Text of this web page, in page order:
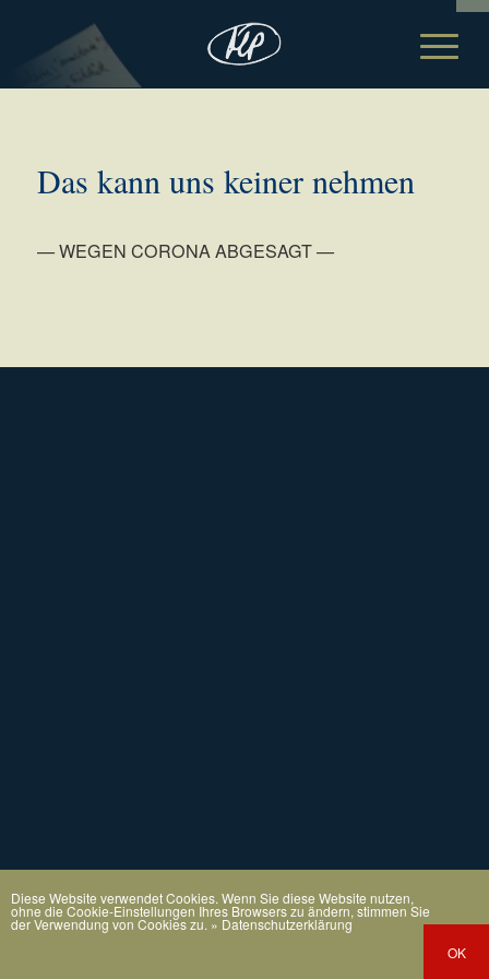
Das kann uns keiner nehmen
— WEGEN CORONA ABGESAGT —
Diese Website verwendet Cookies. Wenn Sie diese Website nutzen,
ohne die Cookie-Einstellungen Ihres Browsers zu ändern, stimmen Sie
der Verwendung von Cookies zu. » Datenschutzerklärung
OK